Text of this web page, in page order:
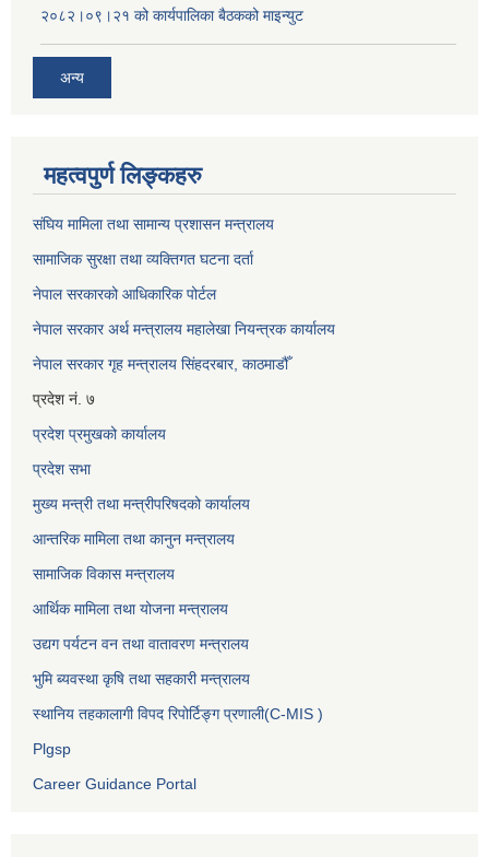
२०८२।०९।२१ को कार्यपालिका बैठकको माइन्युट
अन्य
महत्वपुर्ण लिङ्कहरु
संघिय मामिला तथा सामान्य प्रशासन मन्त्रालय
सामाजिक सुरक्षा तथा व्यक्तिगत घटना दर्ता
नेपाल सरकारको आधिकारिक पोर्टल
नेपाल सरकार अर्थ मन्त्रालय महालेखा नियन्त्रक कार्यालय
नेपाल सरकार गृह मन्त्रालय सिंहदरबार, काठमाडौँ
प्रदेश नं. ७
प्रदेश प्रमुखको कार्यालय
प्रदेश सभा
मुख्य मन्त्री तथा मन्त्रीपरिषदको कार्यालय
आन्तरिक मामिला तथा कानुन मन्त्रालय
सामाजिक विकास मन्त्रालय
आर्थिक मामिला तथा योजना मन्त्रालय
उद्यग पर्यटन वन तथा वातावरण मन्त्रालय
भुमि ब्यवस्था कृषि तथा सहकारी मन्त्रालय
स्थानिय तहकालागी विपद रिपोर्टिङ्ग प्रणाली(C-MIS )
Plgsp
Career Guidance Portal